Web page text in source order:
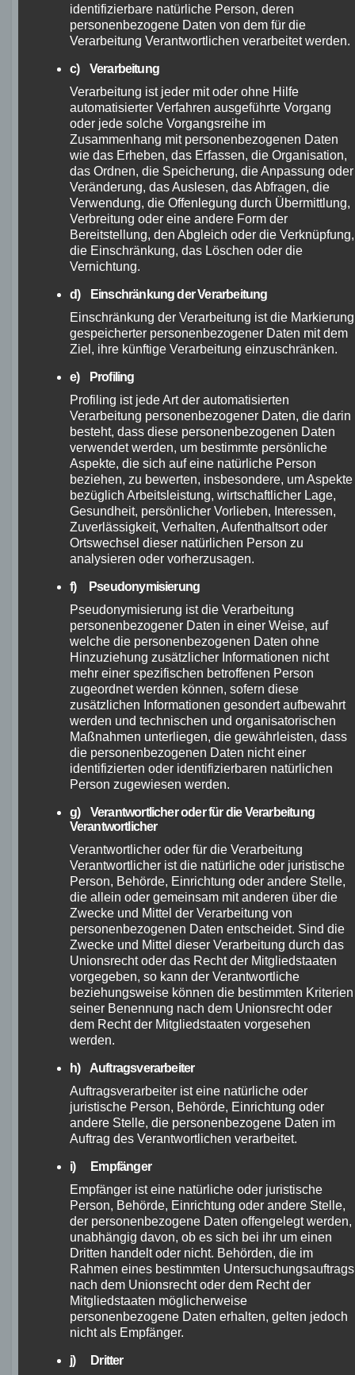
Passform des Bikes persönlich erleben. Viele
Fahrradläden bieten die Möglichkeit, das Bike
ausführlich zu testen und beraten Sie gerne bei
der Auswahl der richtigen Rahmengröße und
Ausstattung.
Erfahrungsberichte und Tests sind ebenfalls
eine wertvolle Informationsquelle, um mehr
über das Ghost Asket Advanced zu erfahren.
Sie können Einblicke von anderen Fahrern
gewinnen und deren Erfahrungen und
Meinungen zum Bike kennenlernen. Dies
ermöglicht es Ihnen, sich ein umfassendes Bild
von den Vor- und Nachteilen des Ghost Asket
Advanced zu machen, um eine fundierte
Kaufentscheidung treffen zu können.
„Die Entscheidung, ein Fahrrad zu
kaufen, ist eine wichtige Investition.
Durch das Testen des Ghost Asket
Advanced habe ich mich davon
überzeugt, dass es die perfekte
Wahl für meine Bedürfnisse ist. Das
Fahrgefühl und die Qualität des
Bikes haben mich überzeugt.“ –
In Kürze:
Kaufen Sie das Ghost Asket Advanced
bei renommierten Händlern und Online-
Shops wie www.Bavarian-bike.de
Machen Sie vor dem Kauf eine
Probefahrt, um das Bike persönlich zu
testen.
Informieren Sie sich über
Erfahrungsberichte und Tests, um mehr
über das Ghost Asket Advanced zu
erfahren.
Der Kauf und Test des Ghost Asket Advanced
ist der beste Weg, um sicherzustellen, dass Sie
das perfekte Mountainbike für Ihre Bedürfnisse
finden. Nehmen Sie sich die Zeit, das Bike
ausgiebig zu testen, und lassen Sie sich von
den Erfahrungen anderer Fahrer inspirieren. So
können Sie sicher sein, dass Sie mit dem Ghost
Ghost Asket
Advanced: Qualität
und Zuverlässigkeit
Das Ghost Asket Advanced ist ein
Mountainbike, das sich durch seine hohe
Qualität und Zuverlässigkeit auszeichnet. Es
wurde mit Blick auf Langlebigkeit und Stabilität
entwickelt und ist somit bestens für
anspruchsvolle Bedingungen geeignet. Egal,
ob steile Anstiege, technische Trails oder
schnelle Abfahrten – das Ghost Asket
identifizierbare natürliche Person, deren
personenbezogene Daten von dem für die
Verarbeitung Verantwortlichen verarbeitet werden.
c) Verarbeitung
Verarbeitung ist jeder mit oder ohne Hilfe
automatisierter Verfahren ausgeführte Vorgang
oder jede solche Vorgangsreihe im
Zusammenhang mit personenbezogenen Daten
wie das Erheben, das Erfassen, die Organisation,
das Ordnen, die Speicherung, die Anpassung oder
Veränderung, das Auslesen, das Abfragen, die
Verwendung, die Offenlegung durch Übermittlung,
Verbreitung oder eine andere Form der
Bereitstellung, den Abgleich oder die Verknüpfung,
die Einschränkung, das Löschen oder die
Vernichtung.
d) Einschränkung der Verarbeitung
Einschränkung der Verarbeitung ist die Markierung
gespeicherter personenbezogener Daten mit dem
Ziel, ihre künftige Verarbeitung einzuschränken.
e) Profiling
Profiling ist jede Art der automatisierten
Verarbeitung personenbezogener Daten, die darin
besteht, dass diese personenbezogenen Daten
verwendet werden, um bestimmte persönliche
Aspekte, die sich auf eine natürliche Person
beziehen, zu bewerten, insbesondere, um Aspekte
bezüglich Arbeitsleistung, wirtschaftlicher Lage,
Gesundheit, persönlicher Vorlieben, Interessen,
Zuverlässigkeit, Verhalten, Aufenthaltsort oder
Ortswechsel dieser natürlichen Person zu
analysieren oder vorherzusagen.
f) Pseudonymisierung
Pseudonymisierung ist die Verarbeitung
personenbezogener Daten in einer Weise, auf
welche die personenbezogenen Daten ohne
Hinzuziehung zusätzlicher Informationen nicht
mehr einer spezifischen betroffenen Person
zugeordnet werden können, sofern diese
zusätzlichen Informationen gesondert aufbewahrt
werden und technischen und organisatorischen
Maßnahmen unterliegen, die gewährleisten, dass
die personenbezogenen Daten nicht einer
identifizierten oder identifizierbaren natürlichen
Person zugewiesen werden.
g) Verantwortlicher oder für die Verarbeitung
Verantwortlicher
Verantwortlicher oder für die Verarbeitung
Verantwortlicher ist die natürliche oder juristische
Person, Behörde, Einrichtung oder andere Stelle,
die allein oder gemeinsam mit anderen über die
Zwecke und Mittel der Verarbeitung von
personenbezogenen Daten entscheidet. Sind die
Zwecke und Mittel dieser Verarbeitung durch das
Unionsrecht oder das Recht der Mitgliedstaaten
vorgegeben, so kann der Verantwortliche
beziehungsweise können die bestimmten Kriterien
seiner Benennung nach dem Unionsrecht oder
dem Recht der Mitgliedstaaten vorgesehen
werden.
h) Auftragsverarbeiter
Auftragsverarbeiter ist eine natürliche oder
juristische Person, Behörde, Einrichtung oder
andere Stelle, die personenbezogene Daten im
Auftrag des Verantwortlichen verarbeitet.
i) Empfänger
Empfänger ist eine natürliche oder juristische
Person, Behörde, Einrichtung oder andere Stelle,
der personenbezogene Daten offengelegt werden,
unabhängig davon, ob es sich bei ihr um einen
Dritten handelt oder nicht. Behörden, die im
Rahmen eines bestimmten Untersuchungsauftrags
nach dem Unionsrecht oder dem Recht der
Mitgliedstaaten möglicherweise
personenbezogene Daten erhalten, gelten jedoch
nicht als Empfänger.
j) Dritter